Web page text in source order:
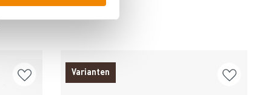
Varianten